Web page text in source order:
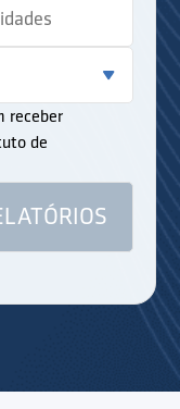
receber
de